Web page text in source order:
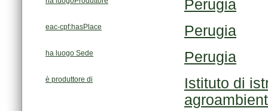
Perugia
eac-cpf:hasPlace Perugia
ha luogo Sede Perugia
è produttore di